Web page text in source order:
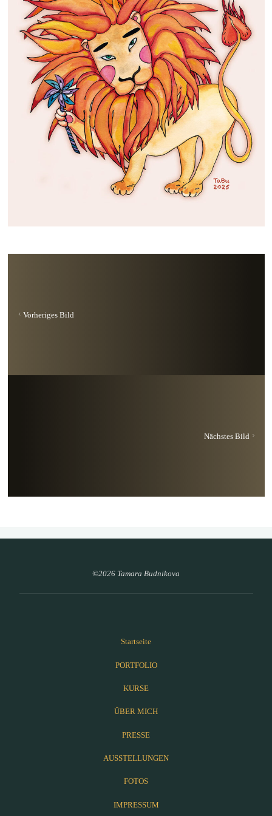
Vorheriges Bild
Nächstes Bild
©2026 Tamara Budnikova
Startseite
PORTFOLIO
KURSE
ÜBER MICH
PRESSE
AUSSTELLUNGEN
FOTOS
IMPRESSUM